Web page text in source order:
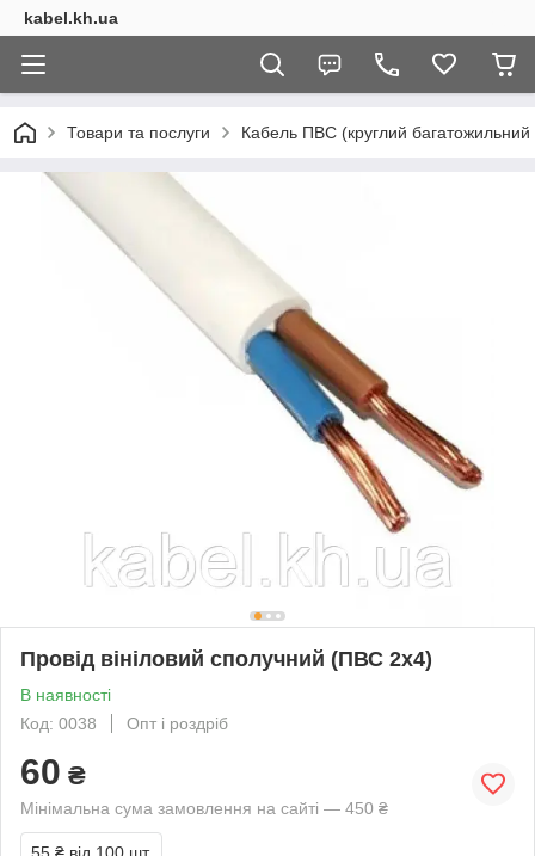
kabel.kh.ua
Товари та послуги Кабель ПВС (круглий багатожильний
Провід вініловий сполучний (ПВС 2х4)
В наявності
Код: 0038
Опт і роздріб
60 ₴
Мінімальна сума замовлення на сайті — 450 ₴
55 ₴ від 100 шт.